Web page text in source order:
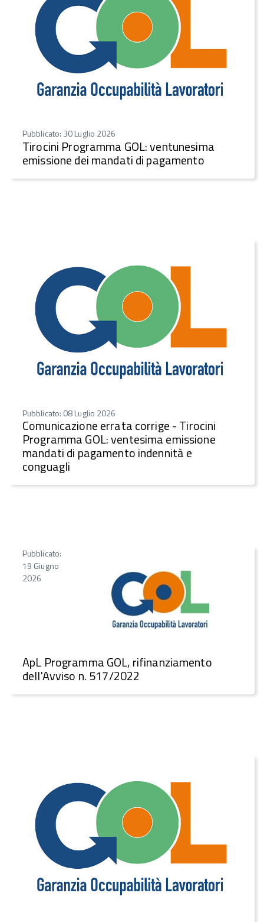
Pubblicato: 30 Luglio 2026
Tirocini Programma GOL: ventunesima
emissione dei mandati di pagamento
Pubblicato: 08 Luglio 2026
Comunicazione errata corrige - Tirocini
Programma GOL: ventesima emissione
mandati di pagamento indennità e
conguagli
Pubblicato:
19 Giugno
2026
ApL Programma GOL, rifinanziamento
dell'Avviso n. 517/2022